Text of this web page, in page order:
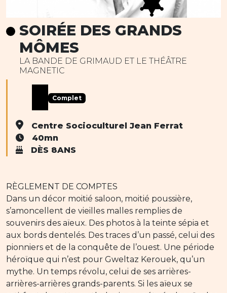
SOIRÉE DES GRANDS
MÔMES
LA BANDE DE GRIMAUD ET LE THÉÂTRE
MAGNETIC
Complet
Centre Socioculturel Jean Ferrat
40mn
DÈS 8ANS
RÈGLEMENT DE COMPTES
Dans un décor moitié saloon, moitié poussière,
s’amoncellent de vieilles malles remplies de
souvenirs des aïeux. Des photos à la teinte sépia et
aux bords dentelés. Des traces d’un passé, celui des
pionniers et de la conquête de l’ouest. Une période
héroïque qui n’est pour Gweltaz Kerouek, qu’un
mythe. Un temps révolu, celui de ses arrières-
arrières-arrières grands-parents. Si les aïeux se